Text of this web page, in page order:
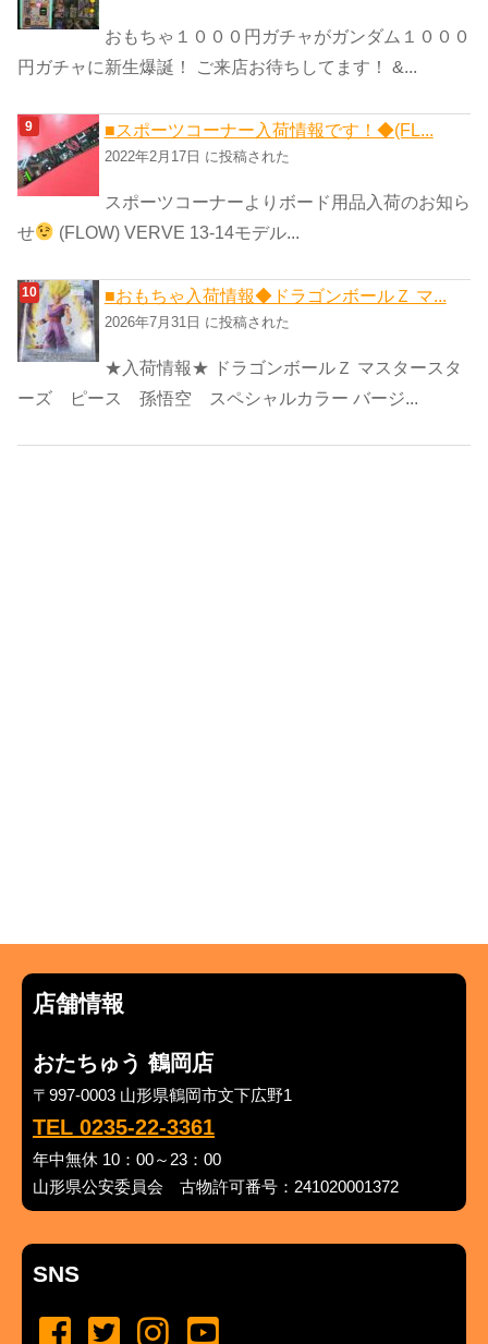
おもちゃ１０００円ガチャがガンダム１０００
円ガチャに新生爆誕！ ご来店お待ちしてます！ &...
■スポーツコーナー入荷情報です！◆(FL...
2022年2月17日 に投稿された
スポーツコーナーよりボード用品入荷のお知ら
せ
(FLOW) VERVE 13-14モデル...
■おもちゃ入荷情報◆ドラゴンボールＺ マ...
2026年7月31日 に投稿された
★入荷情報★ ドラゴンボールＺ マスタースタ
ーズ ピース 孫悟空 スペシャルカラー バージ...
店舗情報
おたちゅう 鶴岡店
〒997-0003 山形県鶴岡市文下広野1
TEL 0235-22-3361
年中無休 10：00～23：00
山形県公安委員会 古物許可番号：241020001372
SNS